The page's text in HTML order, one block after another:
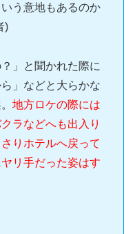
う意地もあるのか
)
」と聞かれた際に
」などと大らかな
地方ロケの際には
ラなどへも出入り
りホテルへ戻って
リ手だった姿はす